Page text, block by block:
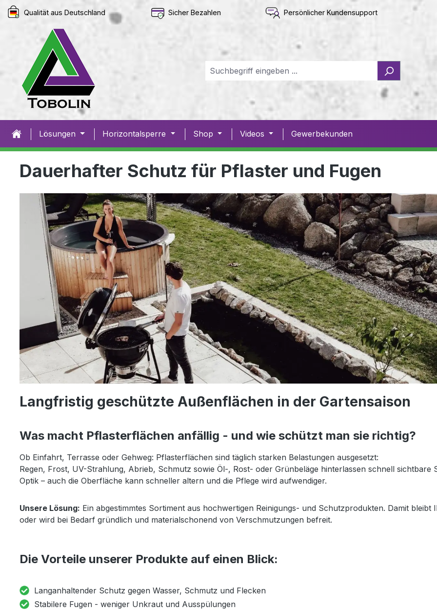
Zur Hauptnavigation springen
Qualität aus Deutschland Sicher Bezahlen Persönlicher Kundensupport
Lösungen Horizontalsperre Shop Videos Gewerbekunden
Dauerhafter Schutz für Pflaster und Fugen
Langfristig geschützte Außenflächen in der Gartensaison
Was macht Pflasterflächen anfällig - und wie schützt man sie richtig?
Ob Einfahrt, Terrasse oder Gehweg: Pflasterflächen sind täglich starken Belastungen ausgesetzt:
Regen, Frost, UV-Strahlung, Abrieb, Schmutz sowie Öl-, Rost- oder Grünbeläge hinterlassen schnell sichtbare
Optik – auch die Oberfläche kann schneller altern und die Pflege wird aufwendiger.
Unsere Lösung: Ein abgestimmtes Sortiment aus hochwertigen Reinigungs- und Schutzprodukten. Damit
oder wird bei Bedarf gründlich und materialschonend von Verschmutzungen befreit.
Die Vorteile unserer Produkte auf einen Blick:
Langanhaltender Schutz gegen Wasser, Schmutz und Flecken
Stabilere Fugen - weniger Unkraut und Ausspülungen